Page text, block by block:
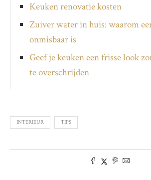
Keuken renovatie kosten
Zuiver water in huis: waarom
onmisbaar is
Geef je keuken een frisse look
te overschrijden
INTERIEUR TIPS